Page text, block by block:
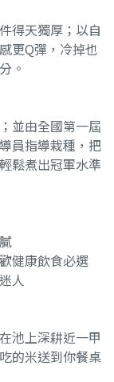
得天獨厚；以自
更Q彈，冷掉也
。
並由全國第一屆
員指導栽種，把
鬆煮出冠軍水準
健康飲食必選
人
池上深耕近一甲
的米送到你餐桌